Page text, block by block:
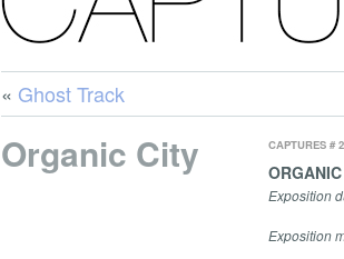
« Ghost Track
Organic City CAPTURES #
Exposition
Exposition